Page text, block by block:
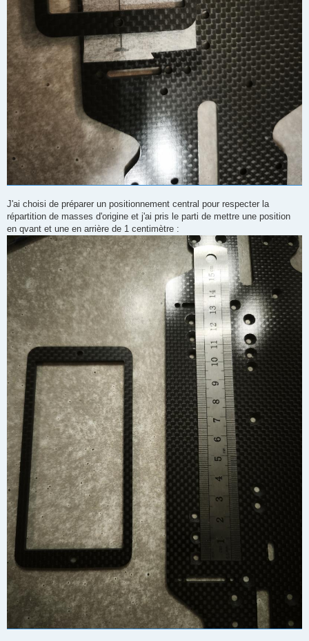
J'ai choisi de préparer un positionnement central pour respecter la
répartition de masses d'origine et j'ai pris le parti de mettre une position
en qvant et une en arrière de 1 centimètre :